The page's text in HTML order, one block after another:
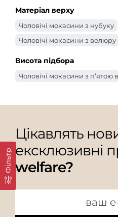
Фільтр
Матеріал верху
Чоловічі мокасини з нубуку
Чоловічі мокасини з велюру
Висота підбора
Чоловічі мокасини з п’ятою
Цікавлять
ексклюзивні
welfare?